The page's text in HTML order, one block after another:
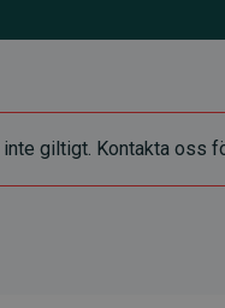
giltigt. Kontakta oss